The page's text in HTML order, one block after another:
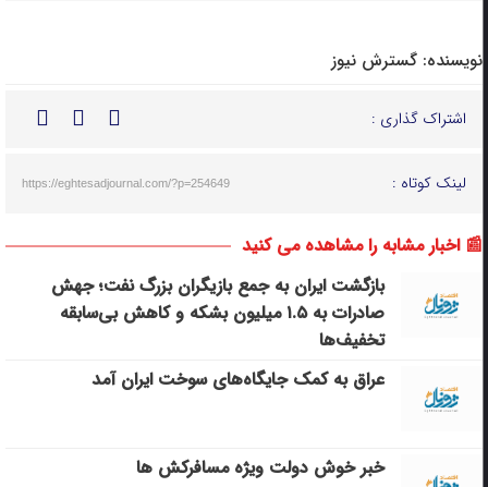
نویسنده: گسترش نیوز
اشتراک گذاری :
لینک کوتاه : https://eghtesadjournal.com/?p=254649
📰 اخبار مشابه را مشاهده می کنید
بازگشت ایران به جمع بازیگران بزرگ نفت؛ جهش
صادرات به ۱.۵ میلیون بشکه و کاهش بی‌سابقه
تخفیف‌ها
عراق به کمک جایگاه‌های سوخت ایران آمد
خبر خوش دولت ویژه مسافرکش‌ ها